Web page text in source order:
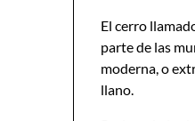
El cerro
parte de las
moderna, o
llano.